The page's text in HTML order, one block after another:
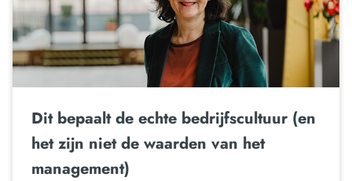
Dit bepaalt de echte bedrijfscultuur (en
het zijn niet de waarden van het
management)